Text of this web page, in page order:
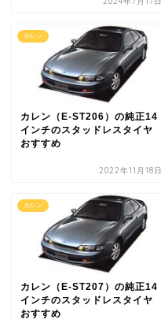
カレン
カレン（E-ST206）の純正14
インチのスタッドレスタイヤ
おすすめ
2022年11月18日
カレン
カレン（E-ST207）の純正14
インチのスタッドレスタイヤ
おすすめ